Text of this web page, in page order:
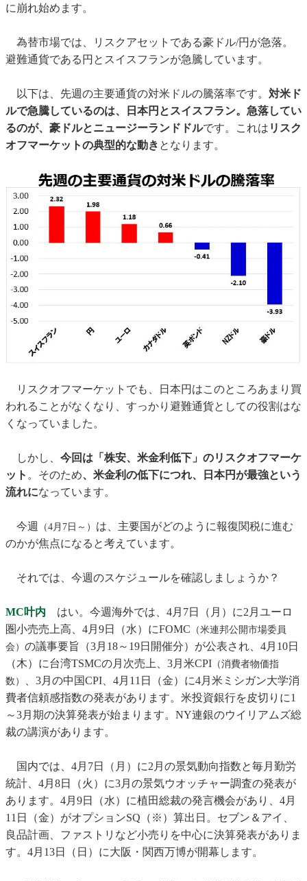
に崩れ始めます。
為替市場では、リスクアセットである豪ドル/円が急落。
避難通貨である円とスイスフランが急騰しています。
以下は、先週の主要通貨の対米ドルの騰落率です。 対米ド
ルで急騰しているのは、日本円とスイスフラン。急落してい
るのが、豪ドルとニュージーランドドルです。これは リスク
オフマーケットの典型的な動き となります。
リスクオフマーケットでも、日本円はこのところあまり買
われることがなくなり、すっかり避難通貨としての役割はな
くなっていました。
しかし、 今回は「株安、米金利低下」のリスクオフマーケ
ット 。そのため、米金利の低下につれ、日本円が最強という
流れになっています。
今週 （4月7日～） は、主要国がどのように報復関税に進む
のかが焦点になると考えています。
それでは、今週のスケジュールを確認しましょうか？
MC叶内 はい。今週海外では、4月7日（月）に2月ユーロ
圏小売売上高、4月9日（水）にFOMC （米連邦公開市場委員
会） の議事要旨（3月18～19日開催分）が公表され、4月10日
（木）に台湾TSMCの月次売上、3月米CPI （消費者物価指
数）
、3月の中国CPI、4月11日（金）に4月米ミシガン大学消
費者信頼感指数の発表があります。米投資銀行を皮切りに1
～3月期の決算発表が始まります。NY連銀のウイリアムズ総
裁の講演があります。
国内では、4月7日（月）に2月の景気動向指数と毎月勤労
統計、4月8日（火）に3月の景気ウオッチャー調査の発表が
あります。4月9日（水）に植田総裁の発言機会があり、4月
11日（金）がオプションSQ（※）算出日。セブン＆アイ、
良品計画、ファストリなど小売りを中心に決算発表がありま
す。4月13日（日）に大阪・関西万博が開幕します。